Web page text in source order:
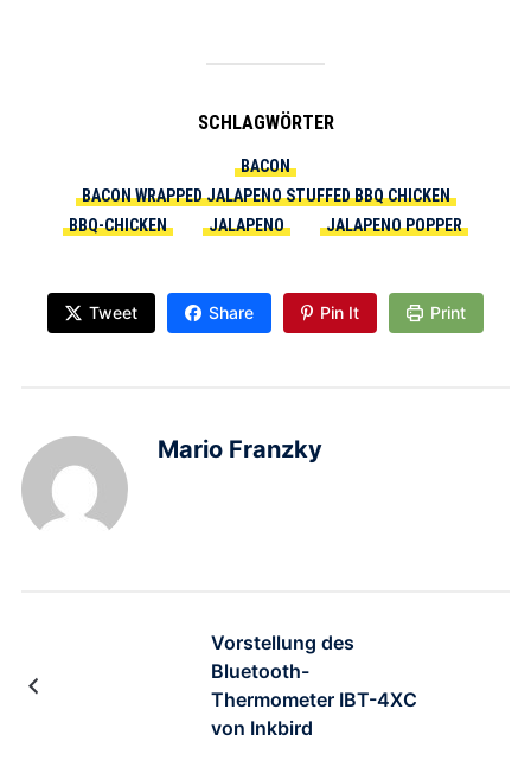
SCHLAGWÖRTER
BACON
BACON WRAPPED JALAPENO STUFFED BBQ CHICKEN
BBQ-CHICKEN
JALAPENO JALAPENO POPPER
Tweet Share Pin It Print
Mario Franzky
Vorstellung des
Bluetooth-
Thermometer IBT-4XC
von Inkbird